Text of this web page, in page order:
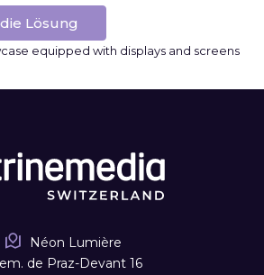
Lösung
Néon Lumière
de Praz-Devant 16